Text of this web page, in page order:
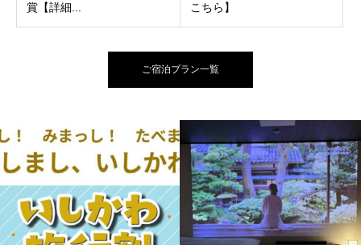
賞【詳細...
こちら】
ご宿泊プラン一覧